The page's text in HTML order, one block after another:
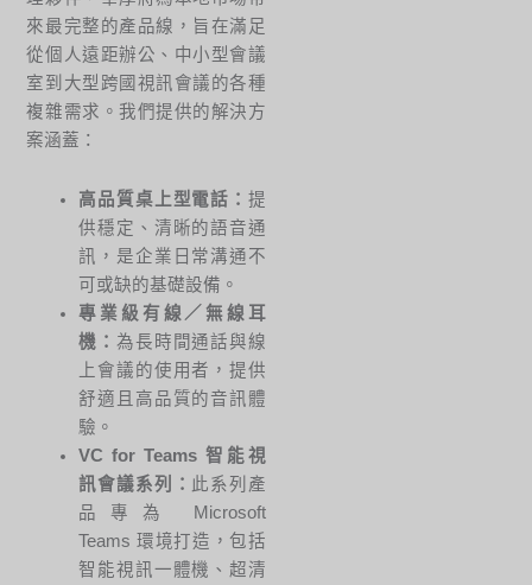
來最完整的產品線，旨在滿足
從個人遠距辦公、中小型會議
室到大型跨國視訊會議的各種
複雜需求。我們提供的解決方
案涵蓋：
高品質桌上型電話： 提
供穩定、清晰的語音通
訊，是企業日常溝通不
可或缺的基礎設備。
專業級有線／無線耳
機： 為長時間通話與線
上會議的使用者，提供
舒適且高品質的音訊體
驗。
VC for Teams智能視
訊會議系列： 此系列產
品專為 Microsoft
Teams 環境打造，包括
智能視訊一體機、超清